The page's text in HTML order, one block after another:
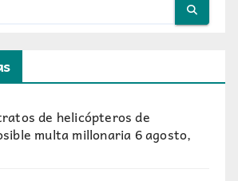
de helicópteros de
multa millonaria6 agosto,